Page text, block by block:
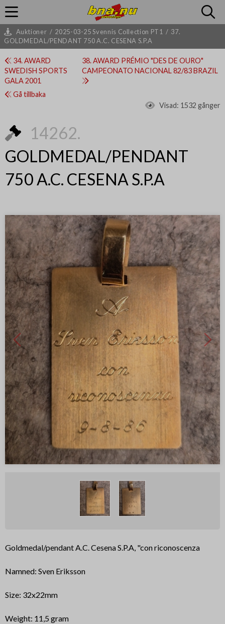
Auktioner / 2025-03-25 Svennis Collection PT1 / 37.
GOLDMEDAL/PENDANT 750 A.C. CESENA S.P.A
34. AWARD
SWEDISH SPORTS
GALA 2001
38. AWARD PRÉMIO "DES DE OURO"
CAMPEONATO NACIONAL 82/83 BRAZIL
Gå tillbaka
Visad: 1532 gånger
14262.
GOLDMEDAL/PENDANT
750 A.C. CESENA S.P.A
Goldmedal/pendant A.C. Cesena S.P.A, "con riconoscenza
Namned: Sven Eriksson
Size: 32x22mm
Weight: 11,5 gram